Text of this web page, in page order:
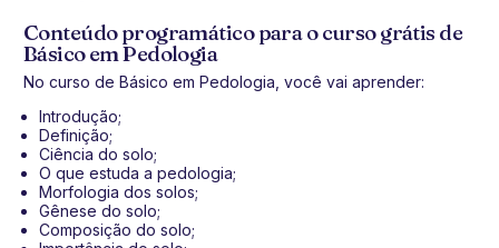
Conteúdo programático para o curso grátis de
Básico em Pedologia
No curso de Básico em Pedologia, você vai aprender:
Introdução;
Definição;
Ciência do solo;
O que estuda a pedologia;
Morfologia dos solos;
Gênese do solo;
Composição do solo;